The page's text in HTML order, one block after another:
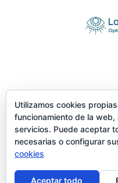
Utilizamos cookies
funcionamiento de la
servicios. Puede aceptar
necesarias o configurar
cookies
Aceptar todo